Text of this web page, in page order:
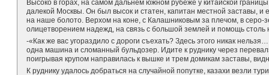
Высоко в горах, на самом дальнем южном рубеже у китайской
далекой Москвы. Он был высок и статен, капитан местной заставы, и
на наше болото. Верхом на коне, с Калашниковым за плечом, в
олицетворением надежд, на связь с большой землей и помощь
-«Как же вас угораздило с дороги съехать? Здесь этого никак
одна машина и сломанный бульдозер. Идите к руднику через
поигрывая крупом направилась к вышке и трем домикам заставы,
К руднику удалось добраться на случайной попутке, казахи везли